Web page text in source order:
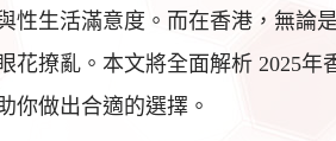
性生活滿意度。而在香港，無論
花撩亂。本文將全面解析 2025
你做出合適的選擇。